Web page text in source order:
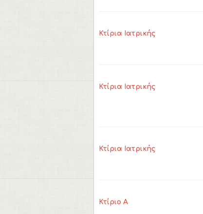
Κτίρια Ιατρικής
Κτίρια Ιατρικής
Κτίρια Ιατρικής
Κτίριο Α